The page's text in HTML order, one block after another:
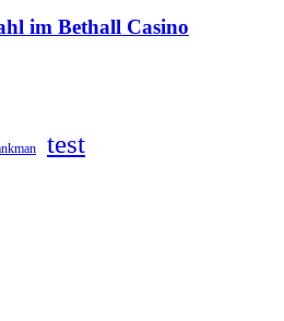
im Bethall Casino
test